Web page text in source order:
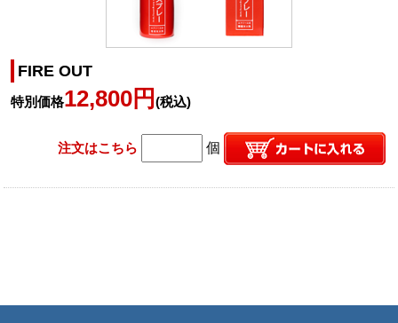
FIRE OUT
特別価格12,800円(税込)
注文はこちら 個